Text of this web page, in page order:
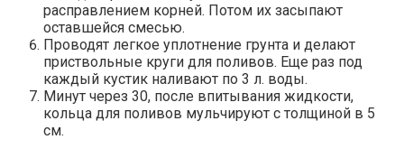
расправлением корней. Потом их засыпают
оставшейся смесью.
Проводят легкое уплотнение грунта и делают
приствольные круги для поливов. Еще раз под
каждый кустик наливают по 3 л. воды.
Минут через 30, после впитывания жидкости,
кольца для поливов мульчируют с толщиной в 5
см.